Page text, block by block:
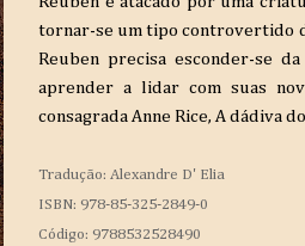
tornar-se um tipo controvertido
Reuben precisa esconder-se
aprender a lidar com suas
consagrada Anne Rice, A dádiva
Tradução: Alexandre D' Elia
ISBN: 978-85-325-2849-0
Código: 9788532528490